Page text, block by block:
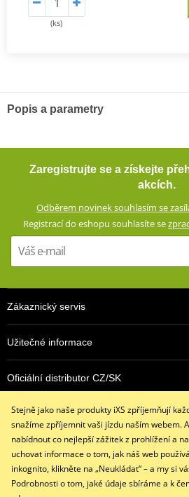
(ks)
Popis a parametry
Nubuková kůže
Výškově nastavitelné chrániče loktů
Síťovaná podšívka (100% polyester)
Elastické manžety rukávů, pasu a
Boční kapsy
Kapsy na kožené podšívce
Krátký spojovací zip (20 cm) YKK® 8VS
Konstrukce testována podle normy
PDF GMS SIZE
PDF GMS SIZES
Zaregistrujte se a získejte
akcích.
Odběrem novinek souhlasím se
Registrací do eshopu souhlasíte se
Zákaznický servis
Užitečné informace
Oficiální distributor CZ/SK
Kontaktujte nás
info@ixs-
Po - Pá (8:00 -
Stejně jako naše produkty iXS zpříjemňují
snažíme zpříjemnit vaši jízdu naším webem.
nabídnout co nejlepší zážitek z prohlížení a
uchovat informace o tom, jak náš web
inkognito, klikněte na „Neukládat“ – a my si
Podrobnosti o tom, jaké údaje sbíráme a k